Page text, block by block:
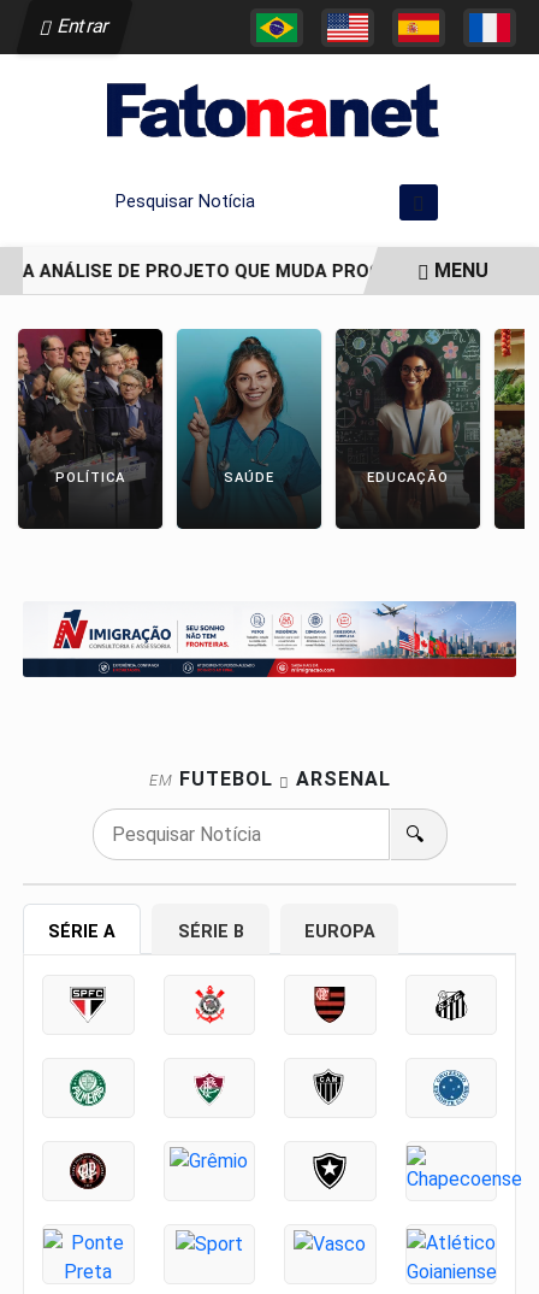
Entrar
Pesquisar Notícia
ANÁLISE DE PROJETO QUE MUDA PROCESSO DEMENU
POLÍTICA SAÚDE EDUCAÇÃO
EM FUTEBOL ARSENAL
🔍
SÉRIE A SÉRIE B EUROPA